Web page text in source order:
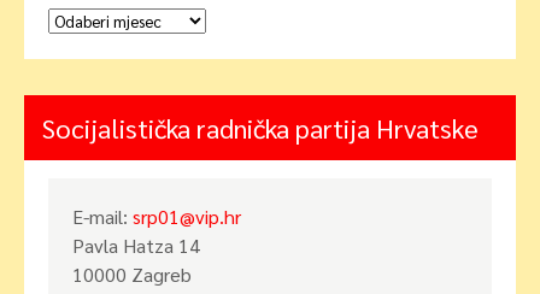
Arhiva
Socijalistička radnička partija Hrvatske
E-mail: srp01@vip.hr
Pavla Hatza 14
10000 Zagreb